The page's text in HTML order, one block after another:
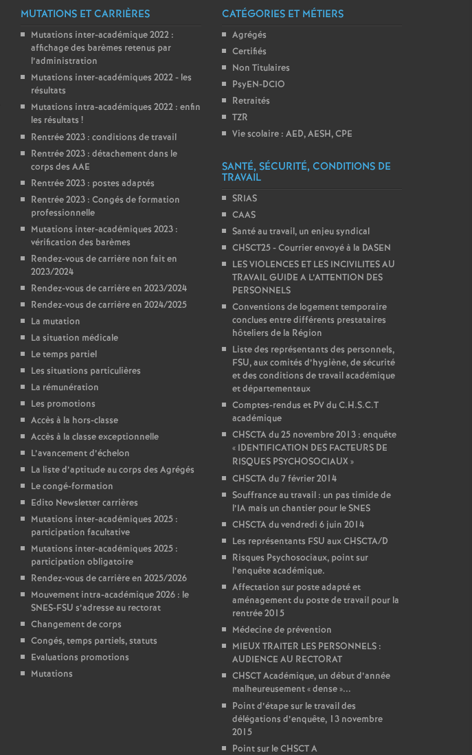
MUTATIONS ET CARRIÈRES
Mutations inter-académique 2022 :
affichage des barèmes retenus par
l’administration
Mutations inter-académiques 2022 - les
résultats
Mutations intra-académiques 2022 : enfin
les résultats !
Rentrée 2023 : conditions de travail
Rentrée 2023 : détachement dans le
corps des AAE
Rentrée 2023 : postes adaptés
Rentrée 2023 : Congés de formation
professionnelle
Mutations inter-académiques 2023 :
vérification des barèmes
Rendez-vous de carrière non fait en
2023/2024
Rendez-vous de carrière en 2023/2024
Rendez-vous de carrière en 2024/2025
La mutation
La situation médicale
Le temps partiel
Les situations particulières
La rémunération
Les promotions
Accès à la hors-classe
Accès à la classe exceptionnelle
L’avancement d’échelon
La liste d’aptitude au corps des Agrégés
Le congé-formation
Edito Newsletter carrières
Mutations inter-académiques 2025 :
participation facultative
Mutations inter-académiques 2025 :
participation obligatoire
Rendez-vous de carrière en 2025/2026
Mouvement intra-académique 2026 : le
SNES-FSU s’adresse au rectorat
Changement de corps
Congés, temps partiels, statuts
Evaluations promotions
Mutations
CATÉGORIES ET MÉTIERS
Agrégés
Certifiés
Non Titulaires
PsyEN-DCIO
Retraités
TZR
Vie scolaire : AED, AESH, CPE
SANTÉ, SÉCURITÉ, CONDITIONS DE
TRAVAIL
SRIAS
CAAS
Santé au travail, un enjeu syndical
CHSCT25 - Courrier envoyé à la DASEN
LES VIOLENCES ET LES INCIVILITES AU
TRAVAIL GUIDE A L’ATTENTION DES
PERSONNELS
Conventions de logement temporaire
conclues entre différents prestataires
hôteliers de la Région
Liste des représentants des personnels,
FSU, aux comités d’hygiène, de sécurité
et des conditions de travail académique
et départementaux
Comptes-rendus et PV du C.H.S.C.T
académique
CHSCTA du 25 novembre 2013 : enquête
« IDENTIFICATION DES FACTEURS DE
RISQUES PSYCHOSOCIAUX »
CHSCTA du 7 février 2014
Souffrance au travail : un pas timide de
l’IA mais un chantier pour le SNES
CHSCTA du vendredi 6 juin 2014
Les représentants FSU aux CHSCTA/D
Risques Psychosociaux, point sur
l’enquête académique.
Affectation sur poste adapté et
aménagement du poste de travail pour la
rentrée 2015
Médecine de prévention
MIEUX TRAITER LES PERSONNELS :
AUDIENCE AU RECTORAT
CHSCT Académique, un début d’année
malheureusement «dense»...
Point d’étape sur le travail des
délégations d’enquête, 13 novembre
2015
Point sur le CHSCT A